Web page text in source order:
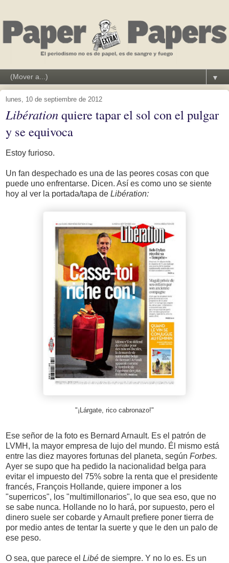
▼
lunes, 10 de septiembre de 2012
Libérationquiere tapar el sol con el pulgar
y se equivoca
Estoy furioso.
Un fan despechado es una de las peores cosas con que
puede uno enfrentarse. Dicen. Así es como uno se siente
hoy al ver la portada/tapa de Libération:
"¡Lárgate, rico cabronazo!"
Ese señor de la foto es Bernard Arnault. Es el patrón de
LVMH, la mayor empresa de lujo del mundo. Él mismo está
entre las diez mayores fortunas del planeta, según Forbes.
Ayer se supo que ha pedido la nacionalidad belga para
evitar el impuesto del 75% sobre la renta que el presidente
francés, François Hollande, quiere imponer a los
"superricos", los "multimillonarios", lo que sea eso, que no
se sabe nunca. Hollande no lo hará, por supuesto, pero el
dinero suele ser cobarde y Arnault prefiere poner tierra de
por medio antes de tentar la suerte y que le den un palo de
ese peso.
O sea, que parece el Libé de siempre. Y no lo es. Es un